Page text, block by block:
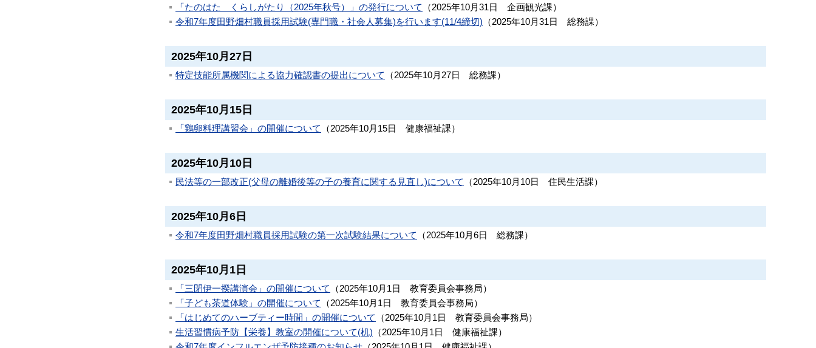
「たのはた くらしがたり（2025年秋号）」の発行について （2025年10月31日 企画観光課）
令和7年度田野畑村職員採用試験(専門職・社会人募集)を行います(11/4締切) （2025年10月31日 総務課）
2025年10月27日
特定技能所属機関による協力確認書の提出について （2025年10月27日 総務課）
2025年10月15日
「鶏卵料理講習会」の開催について （2025年10月15日 健康福祉課）
2025年10月10日
民法等の一部改正(父母の離婚後等の子の養育に関する見直し)について （2025年10月10日 住民生活課）
2025年10月6日
令和7年度田野畑村職員採用試験の第一次試験結果について （2025年10月6日 総務課）
2025年10月1日
「三閉伊一揆講演会」の開催について （2025年10月1日 教育委員会事務局）
「子ども茶道体験」の開催について
（2025年10月1日 教育委員会事務局）
「はじめてのハーブティー時間」の開催について
（2025年10月1日 教育委員会事務局）
生活習慣病予防【栄養】教室の開催について(机) （2025年10月1日 健康福祉課）